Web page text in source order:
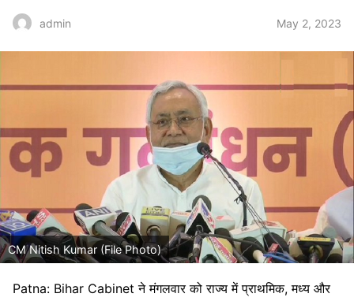
admin May 2, 2023
CM Nitish Kumar (File Photo)
Patna: Bihar Cabinet ने मंगलवार को राज्य में प्राथमिक, मध्य और